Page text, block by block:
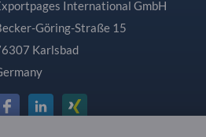
International GmbH
Göring-Straße 15
Karlsbad